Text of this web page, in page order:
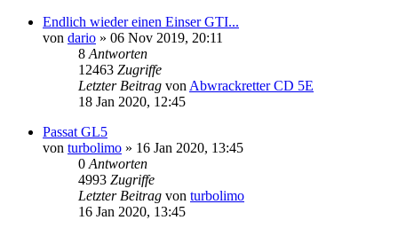
Endlich wieder einen Einser GTI...
von dario » 06 Nov 2019, 20:11
8 Antworten
12463 Zugriffe
Letzter Beitrag von Abwrackretter CD 5E
18 Jan 2020, 12:45
Passat GL5
von turbolimo » 16 Jan 2020, 13:45
0 Antworten
4993 Zugriffe
Letzter Beitrag von turbolimo
16 Jan 2020, 13:45